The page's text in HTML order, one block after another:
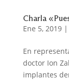
Charla
Ene 5, 2019|
En
doctor Ion
implantes